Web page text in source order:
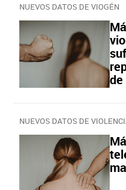
NUEVOS DATOS DE VIOGÉN
NUEVOS DATOS DE